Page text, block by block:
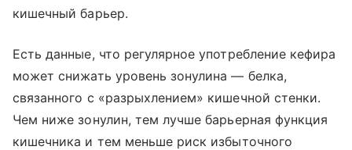
кишечный барьер.
Есть данные, что регулярное употребление кефира
может снижать уровень зонулина — белка,
связанного с «разрыхлением» кишечной стенки.
Чем ниже зонулин, тем лучше барьерная функция
кишечника и тем меньше риск избыточного